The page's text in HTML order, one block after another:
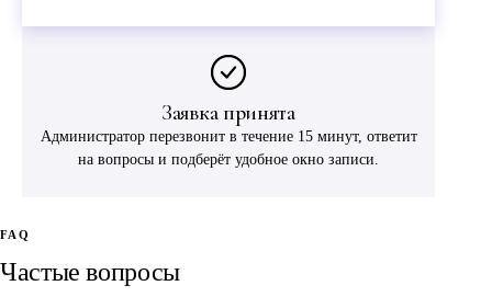
Заявка принята
Администратор перезвонит в течение 15 минут, ответит
на вопросы и подберёт удобное окно записи.
FAQ
Частые вопросы